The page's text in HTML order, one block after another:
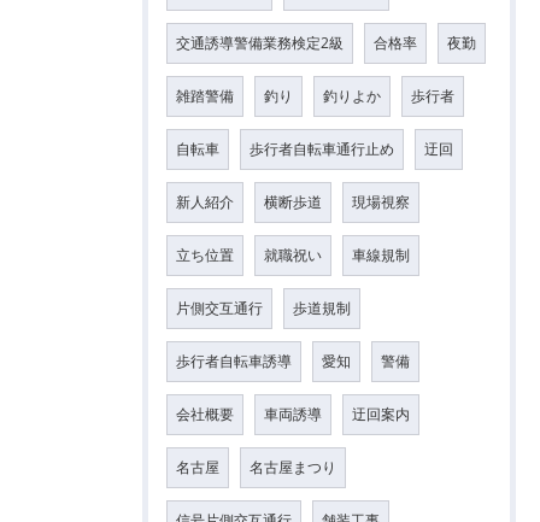
交通誘導警備業務検定2級 合格率 夜勤
雑踏警備 釣り 釣りよか 歩行者
自転車 歩行者自転車通行止め 迂回
新人紹介 横断歩道 現場視察
立ち位置 就職祝い 車線規制
片側交互通行 歩道規制
歩行者自転車誘導 愛知 警備
会社概要 車両誘導 迂回案内
名古屋 名古屋まつり